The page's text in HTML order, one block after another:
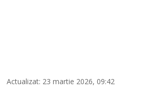
Actualizat: 23 martie 2026, 09:42